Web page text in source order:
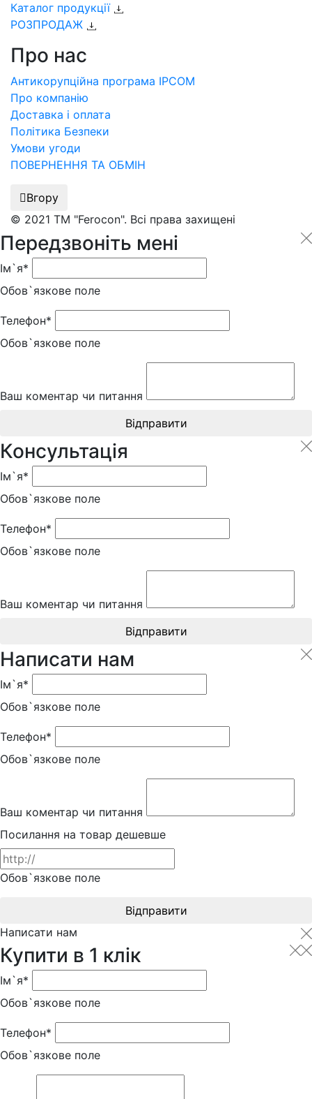
Каталог продукції
РОЗПРОДАЖ
Про нас
Антикорупційна програма IPCOM
Про компанію
Доставка і оплата
Політика Безпеки
Умови угоди
ПОВЕРНЕННЯ ТА ОБМІН
Вгору
© 2021 ТМ "Ferocon". Всі права захищені
Передзвоніть мені
Ім`я*
Обов`язкове поле
Телефон*
Обов`язкове поле
Ваш коментар чи питання
Відправити
Консультація
Ім`я*
Обов`язкове поле
Телефон*
Обов`язкове поле
Ваш коментар чи питання
Відправити
Написати нам
Ім`я*
Обов`язкове поле
Телефон*
Обов`язкове поле
Ваш коментар чи питання
Посилання на товар дешевше
Обов`язкове поле
Відправити
Написати нам
Купити в 1 клік
Ім`я*
Обов`язкове поле
Телефон*
Обов`язкове поле